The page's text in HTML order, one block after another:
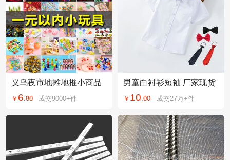
义乌夜市地摊地推小商品
礼品发光小玩具
￥ 6.80 成交9000+件
男童白衬衫短袖 厂家现货
宝男童夏季衬衣
￥ 10.00 成交27万+件